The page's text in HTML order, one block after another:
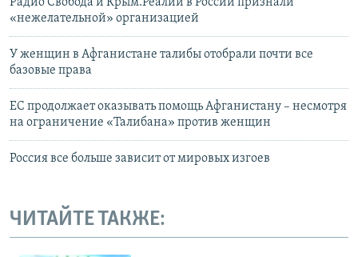
«нежелательной» организацией
У женщин в Афганистане талибы отобрали почти все
базовые права
ЕС продолжает оказывать помощь Афганистану – несмотря
на ограничение «Талибана» против женщин
Россия все больше зависит от мировых изгоев
ЧИТАЙТЕ ТАКЖЕ: